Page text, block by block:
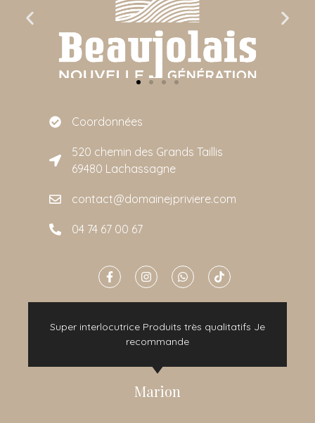
Coordonnées
520 chemin des Grands Taillis
69480 Lachassagne
contact@domainejpriviere.com
04 74 67 00 67
Super interlocutrice Produits très qualitatifs Je
recommande
Marion